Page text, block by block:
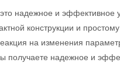
надежное и эффективное
конструкции и
на изменения
получаете надежное и